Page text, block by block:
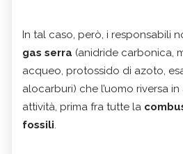
In tal caso, però, i responsabili
gas serra (anidride carbonica,
acqueo, protossido di azoto,
alocarburi) che l’uomo riversa
attività, prima fra tutte la
fossili.